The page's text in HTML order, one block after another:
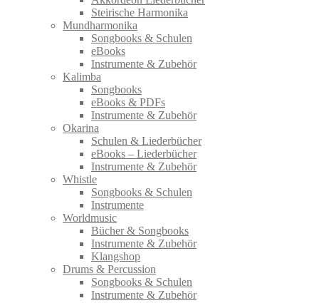
Steirische Harmonika
Mundharmonika
Songbooks & Schulen
eBooks
Instrumente & Zubehör
Kalimba
Songbooks
eBooks & PDFs
Instrumente & Zubehör
Okarina
Schulen & Liederbücher
eBooks – Liederbücher
Instrumente & Zubehör
Whistle
Songbooks & Schulen
Instrumente
Worldmusic
Bücher & Songbooks
Instrumente & Zubehör
Klangshop
Drums & Percussion
Songbooks & Schulen
Instrumente & Zubehör